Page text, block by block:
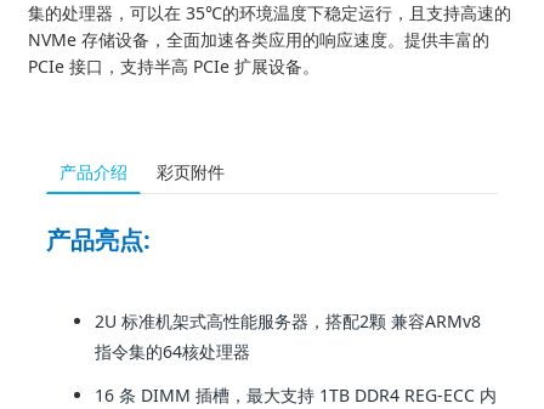
集的处理器，可以在 35℃的环境温度下稳定运行，且支持高速的
NVMe 存储设备，全面加速各类应用的响应速度。提供丰富的
PCIe 接口，支持半高 PCIe 扩展设备。
产品介绍 彩页附件
产品亮点:
2U 标准机架式高性能服务器，搭配2颗 兼容ARMv8
指令集的64核处理器
16 条 DIMM 插槽，最大支持 1TB DDR4 REG-ECC 内